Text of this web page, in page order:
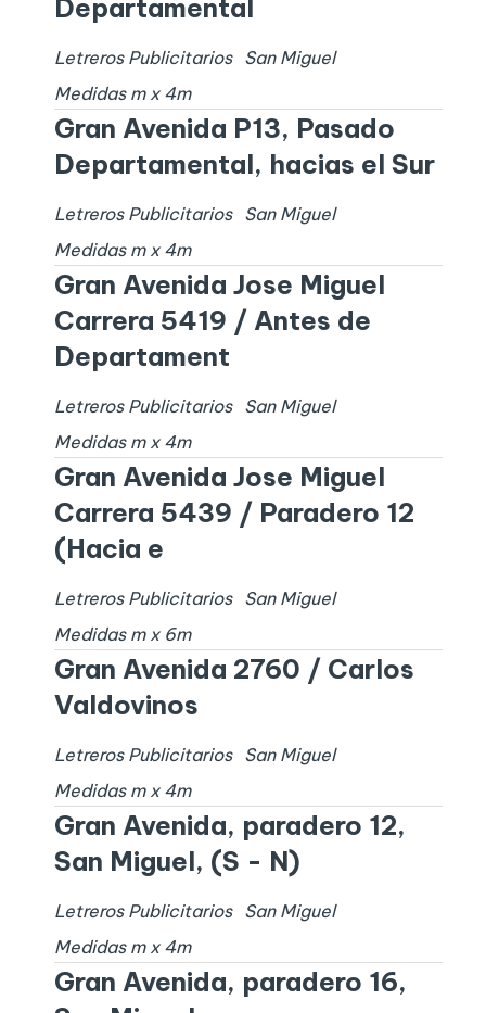
Departamental
Letreros Publicitarios
San Miguel
Medidas m x 4m
Gran Avenida P13, Pasado
Departamental, hacias el Sur
Letreros Publicitarios
San Miguel
Medidas m x 4m
Gran Avenida Jose Miguel
Carrera 5419 / Antes de
Departament
Letreros Publicitarios
San Miguel
Medidas m x 4m
Gran Avenida Jose Miguel
Carrera 5439 / Paradero 12
(Hacia e
Letreros Publicitarios
San Miguel
Medidas m x 6m
Gran Avenida 2760 / Carlos
Valdovinos
Letreros Publicitarios
San Miguel
Medidas m x 4m
Gran Avenida, paradero 12,
San Miguel, (S - N)
Letreros Publicitarios
San Miguel
Medidas m x 4m
Gran Avenida, paradero 16,